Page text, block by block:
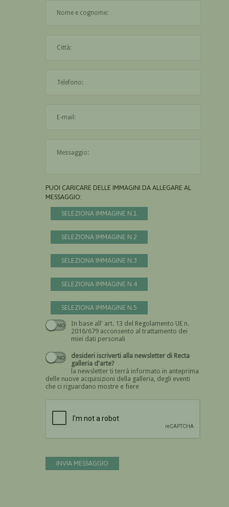
PUOI CARICARE DELLE IMMAGINI DA ALLEGARE AL
MESSAGGIO:
SELEZIONA IMMAGINE N.1
SELEZIONA IMMAGINE N.2
SELEZIONA IMMAGINE N.3
SELEZIONA IMMAGINE N.4
SELEZIONA IMMAGINE N.5
In base all' art. 13 del Regolamento UE n.
2016/679 acconsento al trattamento dei
miei dati personali
Devi dare il consenso
desideri iscriverti alla newsletter di Recta
galleria d'arte?
la newsletter ti terrà informato in anteprima
delle nuove acquisizioni della galleria, degli eventi
che ci riguardano mostre e fiere
INVIA MESSAGGIO